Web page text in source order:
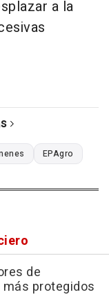
a la
EPAgro
de
protegidos